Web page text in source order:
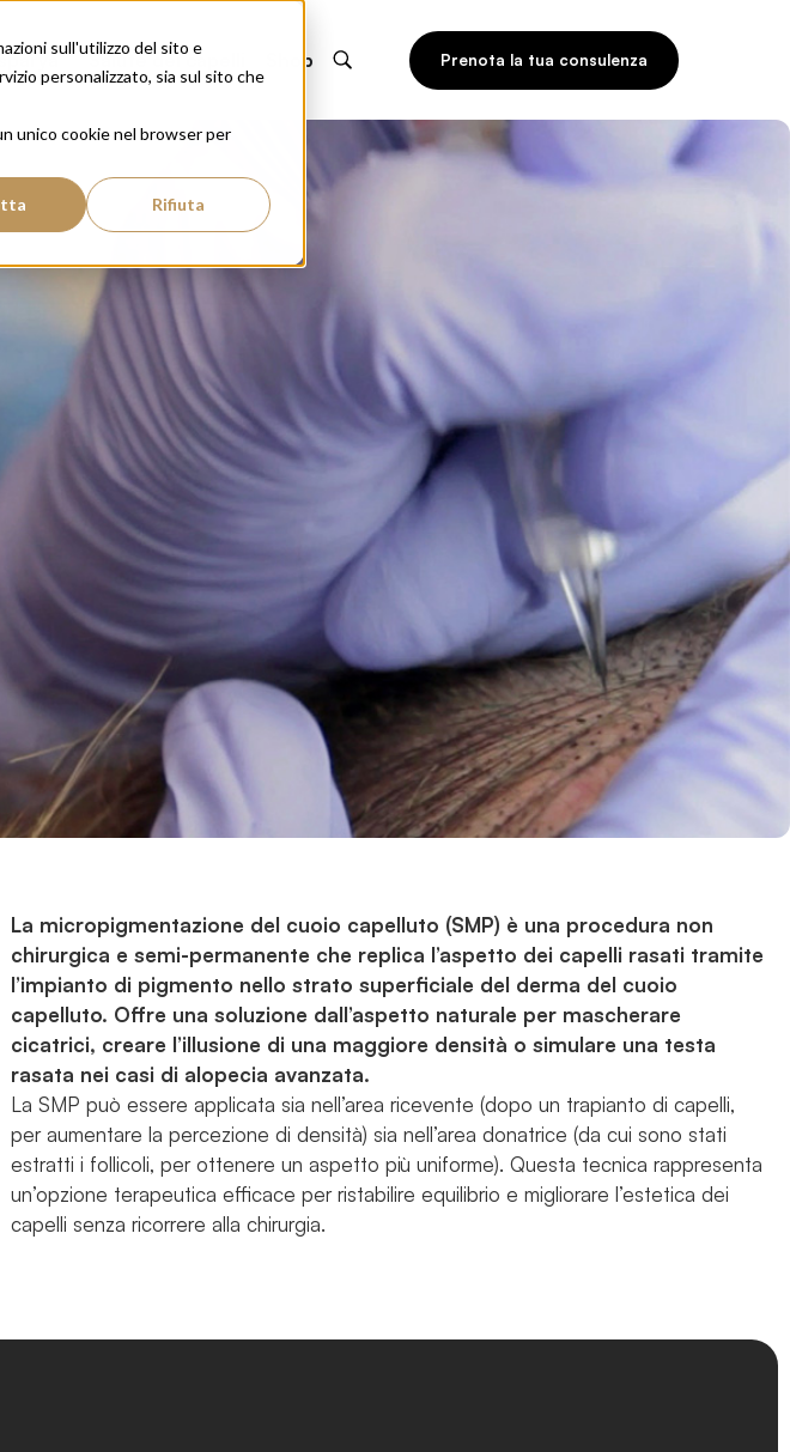
sull'utilizzo del sito e
personalizzato, sia sul sito che
unico cookie nel browser per
Rifiuta
Salute dei capelli Shop Prenota la tua consulenza
La micropigmentazione del cuoio capelluto (SMP) è una procedura non
chirurgica e semi-permanente che replica l’aspetto dei capelli rasati tramite
l’impianto di pigmento nello strato superficiale del derma del cuoio
capelluto. Offre una soluzione dall’aspetto naturale per mascherare
cicatrici, creare l’illusione di una maggiore densità o simulare una testa
rasata nei casi di alopecia avanzata.
La SMP può essere applicata sia nell’area ricevente (dopo un trapianto di capelli,
per aumentare la percezione di densità) sia nell’area donatrice (da cui sono stati
estratti i follicoli, per ottenere un aspetto più uniforme). Questa tecnica rappresenta
un’opzione terapeutica efficace per ristabilire equilibrio e migliorare l’estetica dei
capelli senza ricorrere alla chirurgia.